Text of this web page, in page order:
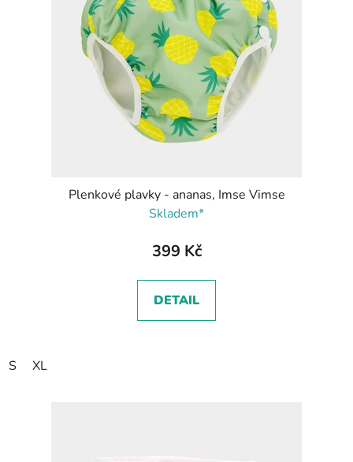
Plenkové plavky - ananas, Imse Vimse
Skladem*
399 Kč
DETAIL
S XL